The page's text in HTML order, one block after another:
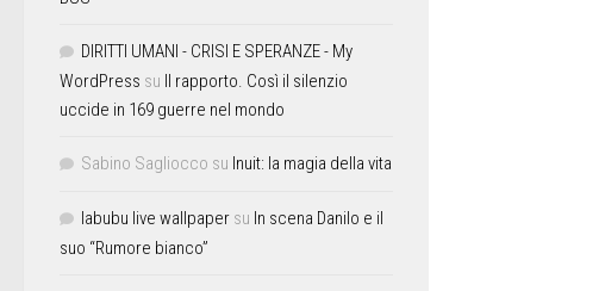
DIRITTI UMANI - CRISI E SPERANZE - My
WordPress su Il rapporto. Così il silenzio
uccide in 169 guerre nel mondo
Sabino Sagliocco su Inuit: la magia della vita
labubu live wallpaper su In scena Danilo e il
suo “Rumore bianco”